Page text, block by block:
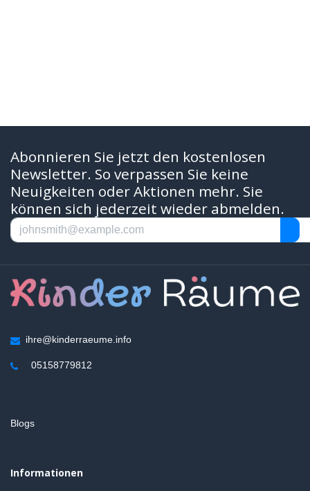
Abonnieren Sie jetzt den kostenlosen
Newsletter. So verpassen Sie keine
Neuigkeiten oder Aktionen mehr. Sie
können sich jederzeit wieder abmelden.
ihre@kinderraeume.info
05158779812
Blogs
Informationen